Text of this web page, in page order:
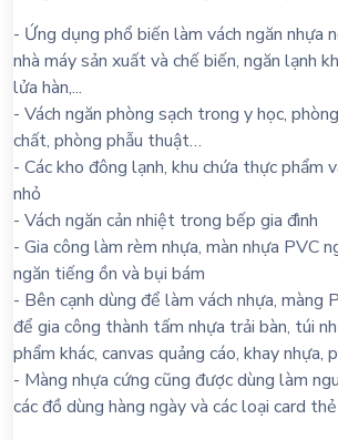
- Ứng dụng phổ biến làm vách ngăn nhựa
nhà máy sản xuất và chế biến, ngăn lạnh
lửa hàn,...
- Vách ngăn phòng sạch trong y học,
chất, phòng phẫu thuật…
- Các kho đông lạnh, khu chứa thực phẩm
nhỏ
- Vách ngăn cản nhiệt trong bếp gia đình
- Gia công làm rèm nhựa, màn nhựa PVC
ngăn tiếng ồn và bụi bám
- Bên cạnh dùng để làm vách nhựa, màng
để gia công thành tấm nhựa trải bàn, túi
phẩm khác, canvas quảng cáo, khay nhựa,
- Màng nhựa cứng cũng được dùng làm
các đồ dùng hàng ngày và các loại card thẻ